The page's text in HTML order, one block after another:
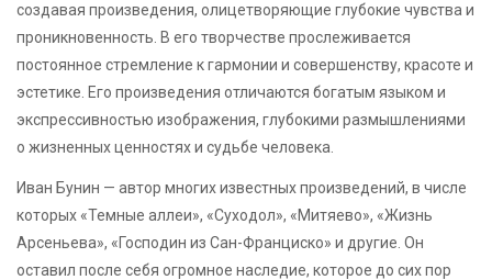
создавая произведения, олицетворяющие глубокие чувства и
проникновенность. В его творчестве прослеживается
постоянное стремление к гармонии и совершенству, красоте и
эстетике. Его произведения отличаются богатым языком и
экспрессивностью изображения, глубокими размышлениями
о жизненных ценностях и судьбе человека.
Иван Бунин — автор многих известных произведений, в числе
которых «Темные аллеи», «Суходол», «Митяево», «Жизнь
Арсеньева», «Господин из Сан-Франциско» и другие. Он
оставил после себя огромное наследие, которое до сих пор